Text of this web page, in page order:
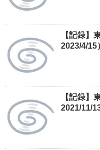
【記録】
2023/4/15
【記録】
2021/11/13